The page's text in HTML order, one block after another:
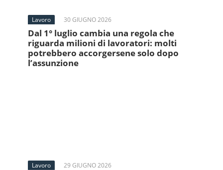
Lavoro 30 GIUGNO 2026
Dal 1° luglio cambia una regola che
riguarda milioni di lavoratori: molti
potrebbero accorgersene solo dopo
l’assunzione
Lavoro 29 GIUGNO 2026